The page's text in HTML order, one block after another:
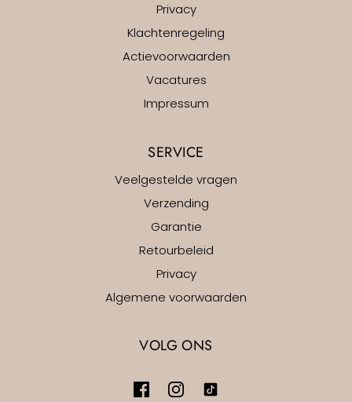
Privacy
Klachtenregeling
Actievoorwaarden
Vacatures
Impressum
SERVICE
Veelgestelde vragen
Verzending
Garantie
Retourbeleid
Privacy
Algemene voorwaarden
VOLG ONS